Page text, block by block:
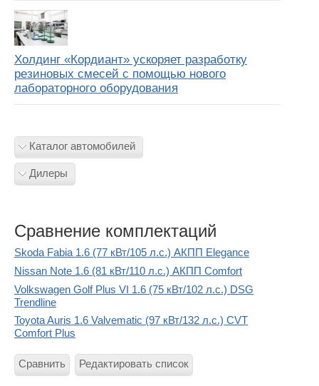
Холдинг «Кордиант» ускоряет разработку
резиновых смесей с помощью нового
лабораторного оборудования
Каталог автомобилей
Дилеры
Сравнение комплектаций
Skoda Fabia 1.6 (77 кВт/105 л.с.) АКПП Elegance
Nissan Note 1.6 (81 кВт/110 л.с.) АКПП Comfort
Volkswagen Golf Plus VI 1.6 (75 кВт/102 л.с.) DSG
Trendline
Toyota Auris 1.6 Valvematic (97 кВт/132 л.с.) CVT
Comfort Plus
Сравнить Редактировать список